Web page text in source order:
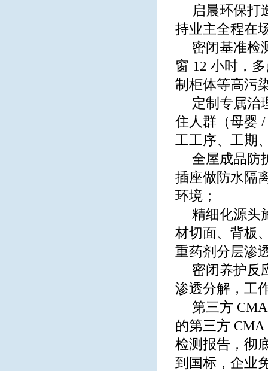
启晨环保打
持业主全程在
密闭基准检
窗 12 小时，
制柜体等高污
定制专属治
住人群（母婴
工工序、工期
全屋成品防
插座做防水隔
环境；
精细化源头
材切面、背板
重药剂分层渗
密闭养护反
渗透分解，工
第三方
的第三方
检测报告，彻
到国标，企业